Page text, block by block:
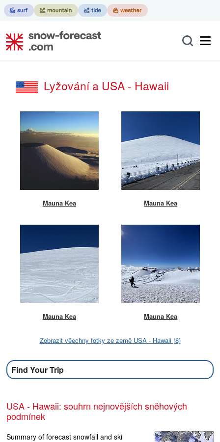
Lyžování a USA - Hawaii
Mauna Kea Mauna Kea
Mauna Kea Mauna Kea
Zobrazit věechny fotky ze země USA - Hawaii (8)
Find Your Trip
USA - Hawaii: souhrn nejnovějších sněhových
podmínek
Summary of forecast snowfall and ski